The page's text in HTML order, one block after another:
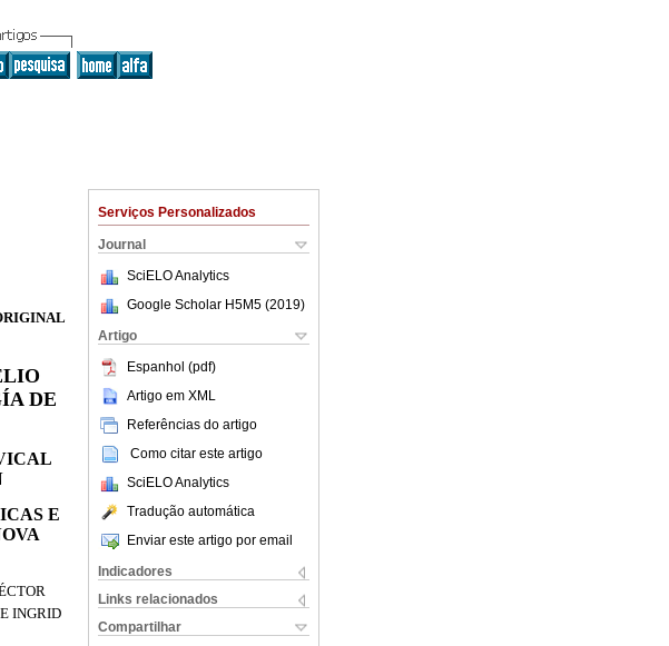
Serviços Personalizados
Journal
SciELO Analytics
Google Scholar H5M5 (2019)
Artigo
Espanhol (pdf)
Artigo em XML
Referências do artigo
Como citar este artigo
SciELO Analytics
Tradução automática
Enviar este artigo por email
Indicadores
Links relacionados
Compartilhar
DE
E
E INGRID